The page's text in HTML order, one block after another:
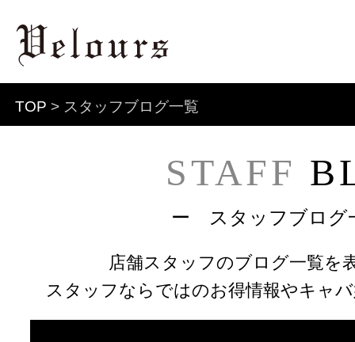
TOP > スタッフブログ一覧
STAFF
ー スタッフブロ
店舗スタッフのブログ一覧を
スタッフならではのお得情報やキャ